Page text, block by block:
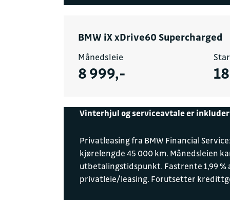
BMW iX xDrive60 Supercharged
Månedsleie
8 999,-
Vinterhjul og serviceavtale er
Privatleasing fra BMW Financial
kjørelengde 45 000 km. Månedsleien
utbetalingstidspunkt. Fastrente 1,99
privatleie/leasing. Forutsetter